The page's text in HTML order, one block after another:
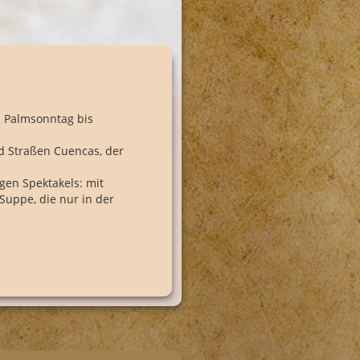
bis
Straßen Cuencas, der
Spektakels: mit
die nur in der